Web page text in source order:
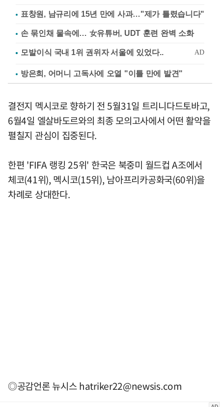
표창원, 남규리에 15년 만에 사과…"제가 틀렸습니다"
손 묶인채 물속에… 女유튜버, UDT 훈련 완벽 소화
방은희, 어머니 고독사에 오열 "이틀 만에 발견"
결전지 멕시코로 향하기 전 5월31일 트리니다드토바고,
6월4일 엘살바도르와의 최종 모의고사에서 어떤 활약을
펼칠지 관심이 집중된다.
한편 'FIFA 랭킹 25위' 한국은 북중미 월드컵 A조에서
체코(41위), 멕시코(15위), 남아프리카공화국(60위)을
차례로 상대한다.
◎공감언론 뉴시스hatriker22@newsis.com